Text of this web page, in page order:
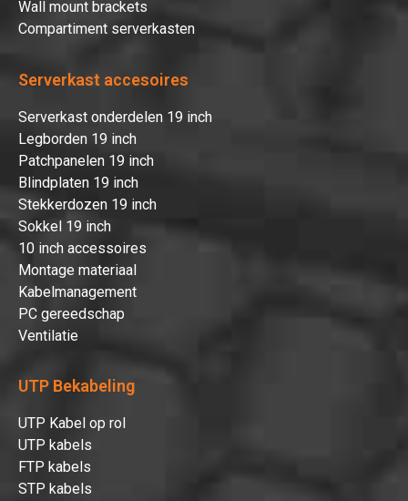
Wall mount brackets
Compartiment serverkasten
Serverkast accesoires
Serverkast onderdelen 19 inch
Legborden 19 inch
Patchpanelen 19 inch
Blindplaten 19 inch
Stekkerdozen 19 inch
Sokkel 19 inch
10 inch accessoires
Montage materiaal
Kabelmanagement
PC gereedschap
Ventilatie
UTP Bekabeling
UTP Kabel op rol
UTP kabels
FTP kabels
STP kabels